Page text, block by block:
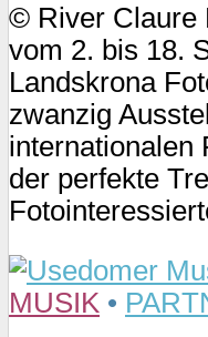
© River Claure
vom 2. bis 18.
Landskrona
zwanzig
internationalen
der perfekte
MUSIK •